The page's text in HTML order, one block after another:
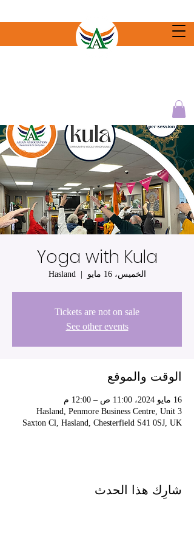
Yoga with Kula
الخميس، 16 مايو
  |
Hasland
Tickets are not on sale
See other events
الوقت والموقع
16 مايو 2024، 11:00 ص – 12:00 م
Hasland, Penmore Business Centre, Unit 3
Saxton Cl, Hasland, Chesterfield S41 0SJ, UK
شارِك هذا الحدث